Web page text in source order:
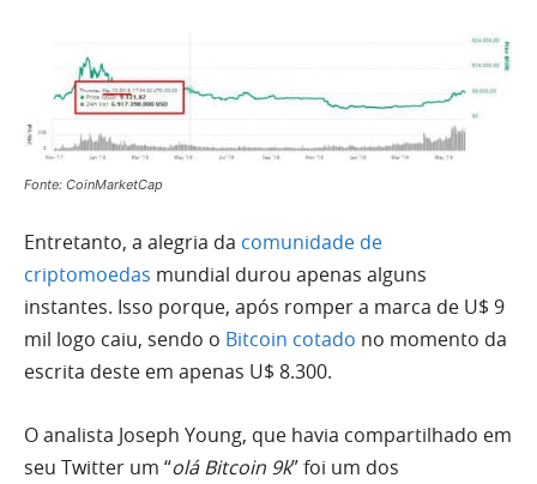
Fonte: CoinMarketCap
Entretanto, a alegria da comunidade de
criptomoedas mundial durou apenas alguns
instantes. Isso porque, após romper a marca de U$ 9
mil logo caiu, sendo o Bitcoin cotado no momento da
escrita deste em apenas U$ 8.300.
O analista Joseph Young, que havia compartilhado em
seu Twitter um “olá Bitcoin 9k” foi um dos